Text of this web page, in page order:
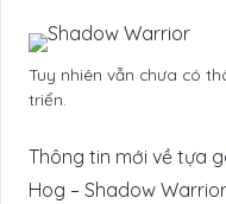
Tuy nhiên vẫn chưa có
triển.
Thông tin mới về tựa
Hog – Shadow